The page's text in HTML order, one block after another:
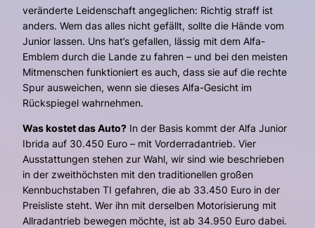
veränderte Leidenschaft angeglichen: Richtig straff ist
anders. Wem das alles nicht gefällt, sollte die Hände vom
Junior lassen. Uns hat’s gefallen, lässig mit dem Alfa-
Emblem durch die Lande zu fahren – und bei den meisten
Mitmenschen funktioniert es auch, dass sie auf die rechte
Spur ausweichen, wenn sie dieses Alfa-Gesicht im
Rückspiegel wahrnehmen.
Was kostet das Auto? In der Basis kommt der Alfa Junior
Ibrida auf 30.450 Euro – mit Vorderradantrieb. Vier
Ausstattungen stehen zur Wahl, wir sind wie beschrieben
in der zweithöchsten mit den traditionellen großen
Kennbuchstaben TI gefahren, die ab 33.450 Euro in der
Preisliste steht. Wer ihn mit derselben Motorisierung mit
Allradantrieb bewegen möchte, ist ab 34.950 Euro dabei.